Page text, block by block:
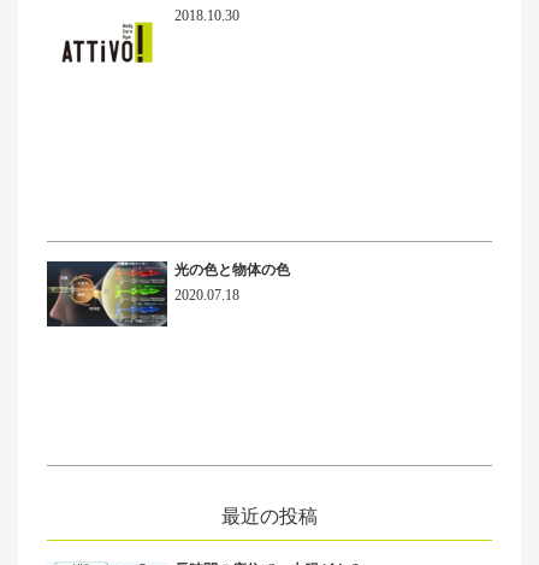
2018.10.30
光の色と物体の色
2020.07.18
最近の投稿